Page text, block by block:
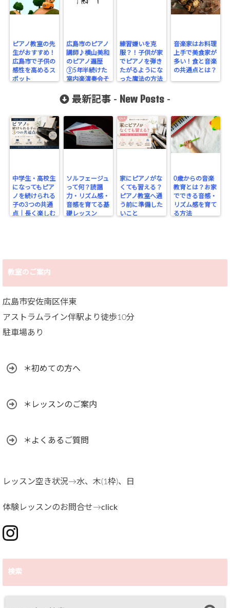
ピアノ教室の先
生がおすすめ！
広島市で子供の
感性を高めるス
ポット
広島市のピアノ
講師♪横山美和
のピアノ遍歴
③5年半続けた
室内楽演奏会そ
夢
練習嫌いを克
服？！子供が家
でピアノを弾き
たがるようにな
った魔法の方法
音楽家はお料理
上手で美食家が
多い！食と音楽
の共通点とは？
最新記事 - New Posts -
中学生・高校生
になってもピア
ノを続けられる
子の3つの共通
点｜長く楽しむ
ソルフェージュ
って何？読譜
力・リズム感・
音感を育てる基
礎レッスン
家にピアノがな
くても習える？
ピアノ教室へ通
う前に準備した
いこと
0歳からの音楽
教育とは？お家
でできる音感・
リズム感を育て
る方法
教室のご案内
広島市安佐南区伴東
アストラムライン伴駅より徒歩10分
駐車場あり
＊初めての方へ
＊レッスンのご案内
＊よくあるご質問
レッスン空き状況→水、木(1枠)、日
体験レッスンのお問合せ→click
検索